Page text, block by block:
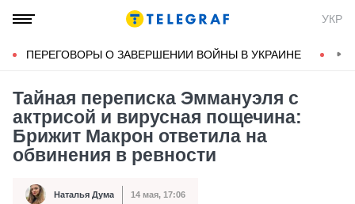
УКР
ПЕРЕГОВОРЫ О ЗАВЕРШЕНИИ ВОЙНЫ В УКРАИНЕ
Тайная переписка Эммануэля с
актрисой и вирусная пощечина:
Брижит Макрон ответила на
обвинения в ревности
Автор Наталья Дума
Дата публикации 14 мая, 17:06